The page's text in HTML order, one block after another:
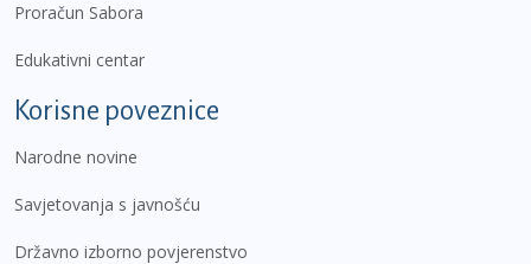
Proračun Sabora
Edukativni centar
Korisne poveznice
Narodne novine
Savjetovanja s javnošću
Državno izborno povjerenstvo